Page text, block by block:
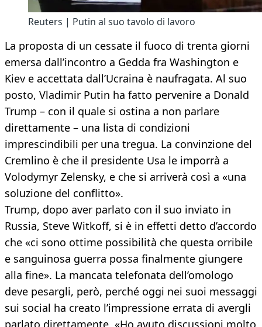
Reuters | Putin al suo tavolo di lavoro
La proposta di un cessate il fuoco di trenta giorni
emersa dall’incontro a Gedda fra Washington e
Kiev e accettata dall’Ucraina è naufragata. Al suo
posto, Vladimir Putin ha fatto pervenire a Donald
Trump – con il quale si ostina a non parlare
direttamente – una lista di condizioni
imprescindibili per una tregua. La convinzione del
Cremlino è che il presidente Usa le imporrà a
Volodymyr Zelensky, e che si arriverà così a «una
soluzione del conflitto».
Trump, dopo aver parlato con il suo inviato in
Russia, Steve Witkoff, si è in effetti detto d’accordo
che «ci sono ottime possibilità che questa orribile
e sanguinosa guerra possa finalmente giungere
alla fine». La mancata telefonata dell’omologo
deve pesargli, però, perché oggi nei suoi messaggi
sui social ha creato l’impressione errata di avergli
parlato direttamente. «Ho avuto discussioni molto